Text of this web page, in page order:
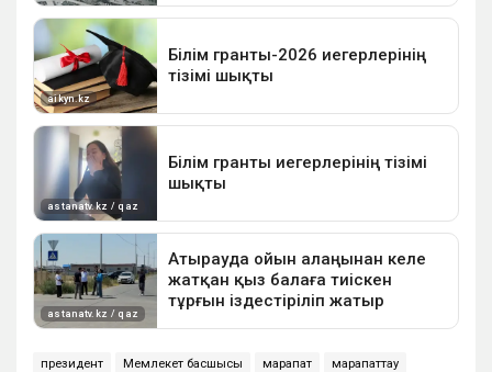
президент Мемлекет басшысы марапат марапаттау